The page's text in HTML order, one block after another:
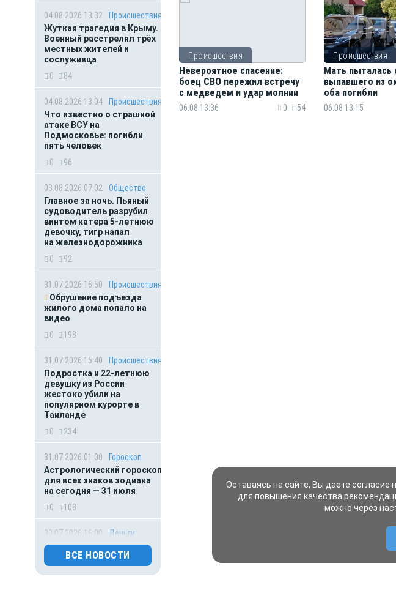
04.08.2026 13:32
Происшествия
Жуткая трагедия в Крыму.
Военный расстрелял трёх
местных жителей и
сослуживца
0
84
04.08.2026 13:04
Происшествия
Что известно о страшной
атаке ВСУ на
Подмосковье: погибли
пять человек
0
96
03.08.2026 07:02
Общество
Главное за ночь. Пьяный
судоводитель разрубил
винтом катера 5-летнюю
девочку, тигр напал
на железнодорожника
0
92
31.07.2026 16:50
Происшествия
Обрушение подъезда
жилого дома попало на
видео
0
198
31.07.2026 15:40
Происшествия
Подростка и 22-летнюю
девушку из России
жестоко убили на
популярном курорте в
Таиланде
0
234
31.07.2026 01:00
Гороскоп
Астрологический гороскоп
для всех знаков зодиака
на сегодня — 31 июля
0
108
30.07.2026 16:00
Деньги
ВТБ предоставит 4,9 млрд
рублей на строительство
складских комплексов
ВСЕ НОВОСТИ
Происшествия
Невероятное спасение:
боец СВО пережил встречу
с медведем и удар молнии
06.08 13:36 0 54
Происшествия
Мать пыталась
выпавшего из
оба погибли
06.08 13:15
Оставаясь на сайте, Вы даете
для повышения качества
можно через